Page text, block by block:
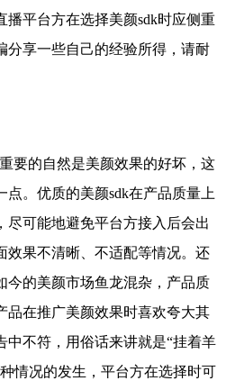
播平台方在选择美颜sdk时应侧重
分享一些自己的经验所得，请耐
要的自然是美颜效果的好坏，这
点。优质的美颜sdk在产品质量上
尽可能地避免平台方接入后会出
效果不清晰、不适配等情况。还
今的美颜市场鱼龙混杂，产品质
品在推广美颜效果时喜欢夸大其
中不符，用俗话来讲就是“挂着羊
情况的发生，平台方在选择时可